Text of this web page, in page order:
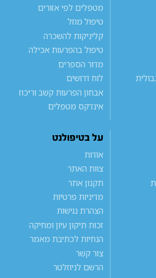
מטפלים לפי אזורים
טיפול מוזל
קליניקות להשכרה
טיפול בהפרעות אכילה
מדור הספרים
לוח דרושים
אבחון הפרעות קשב וריכוז
אינדקס מטפלים
על בטיפולנט
אודות
צוות האתר
תקנון אתר
מדיניות פרטיות
הצהרת נגישות
זכות תיקון עיון ומחיקה
הנחיות לכתיבת מאמר
צור קשר
הרשם לניוזלטר